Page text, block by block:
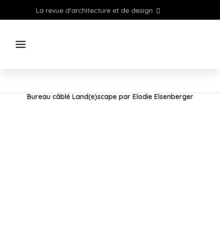
La revue d'architecture et de design
Bureau câblé Land(e)scape par Elodie Elsenberger